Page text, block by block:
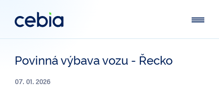
Povinná výbava vozu - Řecko
07. 01. 2026